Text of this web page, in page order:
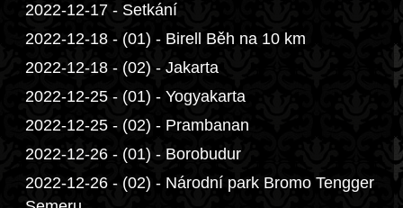
2022-12-17 - Setkání
2022-12-18 - (01) - Birell Běh na 10 km
2022-12-18 - (02) - Jakarta
2022-12-25 - (01) - Yogyakarta
2022-12-25 - (02) - Prambanan
2022-12-26 - (01) - Borobudur
2022-12-26 - (02) - Národní park Bromo Tengger